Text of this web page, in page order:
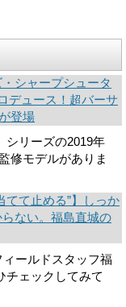
シャープシュータ
デュース！超バーサ
登場
シリーズの2019年
修モデルがありま
て止める”】しっか
ない。福島直城の
ールドスタッフ福
チェックしてみて